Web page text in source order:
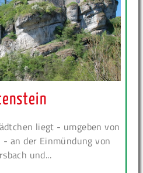
liegt - umgeben von
- an der Einmündung von
und...